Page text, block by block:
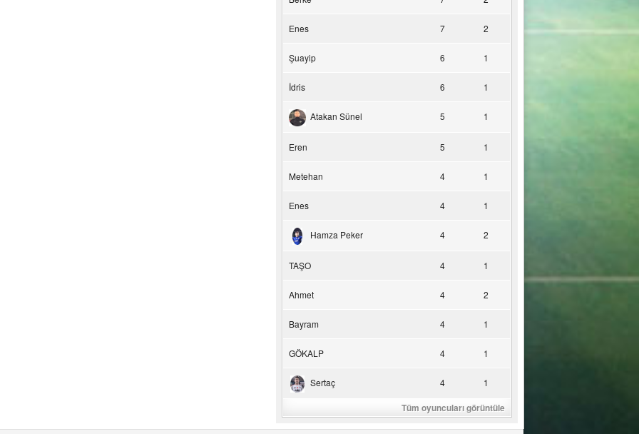
Enes 7 2
Şuayip 6 1
İdris 6 1
Atakan Sünel 5 1
Eren 5 1
Metehan 4 1
Enes 4 1
Hamza Peker 4 2
TAŞO 4 1
Ahmet 4 2
Bayram 4 1
GÖKALP 4 1
Sertaç 4 1
Tüm oyuncuları görüntüle